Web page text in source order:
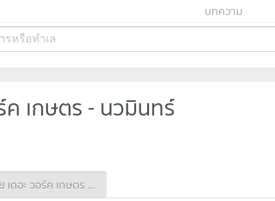
บทความ
รหรือทำเล
ค เกษตร - นวมินทร์
ประกาศขาย เดอะ วอร์ค เกษตร - นวมินทร์